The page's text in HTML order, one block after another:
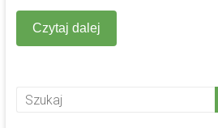
Czytaj dalej